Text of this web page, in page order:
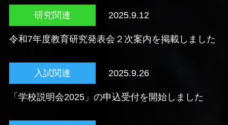
研究関連 2025.9.12
令和7年度教育研究発表会２次案内を掲載しました
入試関連 2025.9.26
「学校説明会2025」の申込受付を開始しました